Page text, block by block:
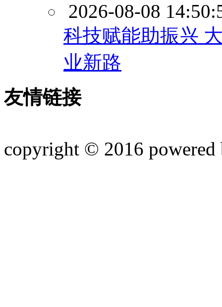
2026-08-08
科技赋能助振兴
业新路
友情链接
copyright © 2016